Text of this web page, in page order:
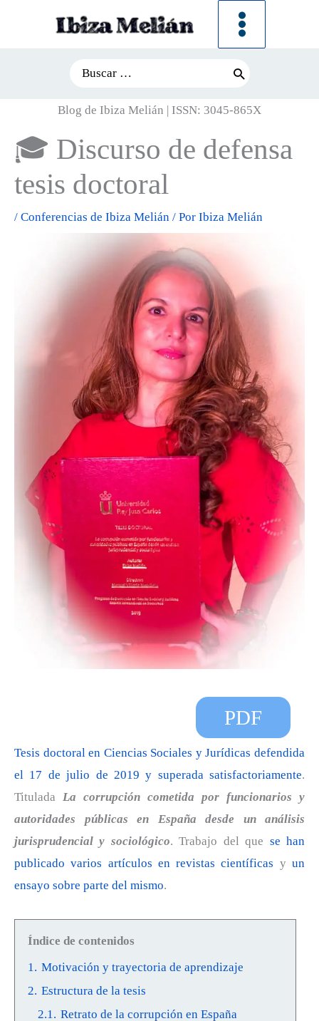
for:
Blog de Ibiza Melián | ISSN: 3045-865X
🎓 Discurso de defensa
tesis doctoral
/ Conferencias de Ibiza Melián / Por Ibiza Melián
PDF
Tesis doctoral en Ciencias Sociales y Jurídicas defendida
el 17 de julio de 2019 y superada satisfactoriamente.
Titulada La corrupción cometida por funcionarios y
autoridades públicas en España desde un análisis
jurisprudencial y sociológico. Trabajo del que se han
publicado varios artículos en revistas científicas yun
ensayo sobre parte del mismo.
Índice de contenidos
1. Motivación y trayectoria de aprendizaje
2. Estructura de la tesis
2.1. Retrato de la corrupción en España